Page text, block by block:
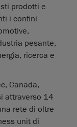
prodotti e
i confini
pesante,
ricerca e
Canada,
attraverso 14
rete di oltre
unit di